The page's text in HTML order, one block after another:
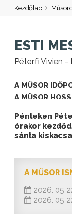
Kezdőlap
ESTI
Péterfi Vivien -
A MŰSOR
A MŰSOR
Pénteken
órakor
sánta
A MŰSOR
2026. 05
2026. 05